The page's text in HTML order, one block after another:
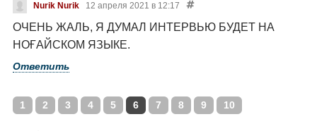
Nurik Nurik 12 апреля 2021 в 12:17
ОЧЕНЬ ЖАЛЬ, Я ДУМАЛ ИНТЕРВЬЮ БУДЕТ НА
НОҒАЙСКОМ ЯЗЫКЕ.
Ответить
1 2 3 4 5 6 7 8 9 10